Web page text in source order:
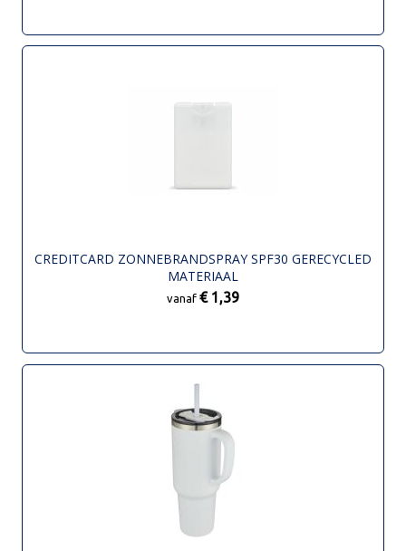
CREDITCARD ZONNEBRANDSPRAY SPF30 GERECYCLED
MATERIAAL
vanaf € 1,39